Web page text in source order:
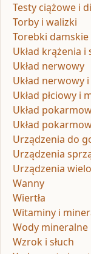
Testy ciążowe i
Torby i walizki
Torebki damskie
Układ krążenia i
Układ nerwowy
Układ nerwowy
Układ płciowy i
Układ
Układ
Urządzenia do
Urządzenia
Urządzenia
Wanny
Wiertła
Witaminy i
Wody mineralne
Wzrok i słuch